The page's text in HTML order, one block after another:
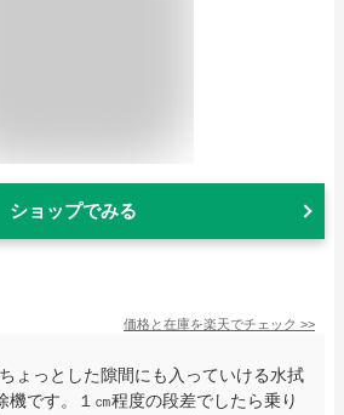
ショップでみる
価格と在庫を楽天でチェック >>
ょっとした隙間にも入っていける水拭
機です。１㎝程度の段差でしたら乗り